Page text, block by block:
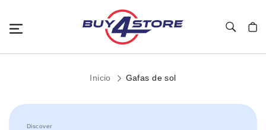
Inicio Gafas de sol
Discover